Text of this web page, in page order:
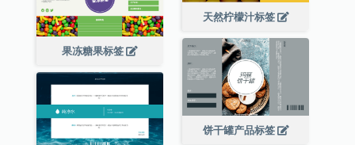
天然柠檬汁标签
果冻糖果标签
饼干罐产品标签